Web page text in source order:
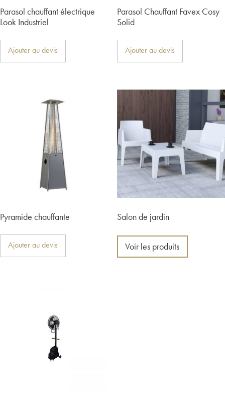
Parasol chauffant électrique
Look Industriel
Ajouter au devis
Parasol Chauffant Favex Cosy
Solid
Ajouter au devis
Pyramide chauffante
Ajouter au devis
Salon de jardin
Voir les produits